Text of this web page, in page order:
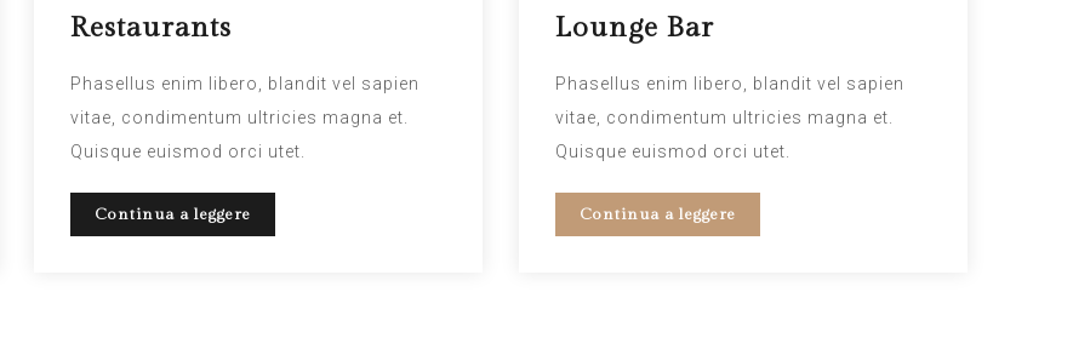
Restaurants
Phasellus enim libero, blandit vel sapien
vitae, condimentum ultricies magna et.
Quisque euismod orci utet.
Continua a leggere
Lounge Bar
Phasellus enim libero, blandit vel sapien
vitae, condimentum ultricies magna et.
Quisque euismod orci utet.
Continua a leggere